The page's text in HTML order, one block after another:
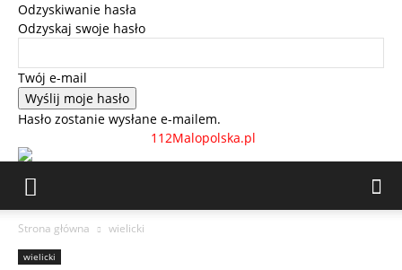
Odzyskiwanie hasła
Odzyskaj swoje hasło
Twój e-mail
Hasło zostanie wysłane e-mailem.
112Malopolska.pl
Strona główna wielicki
wielicki